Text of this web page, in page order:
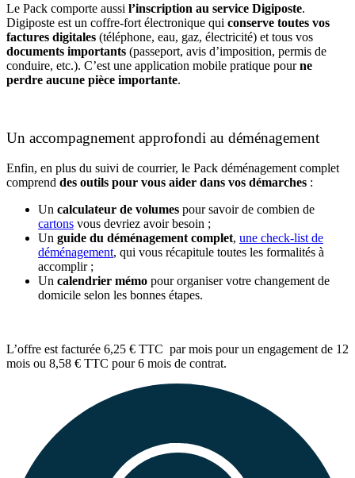
Le Pack comporte aussi l’inscription au service Digiposte.
Digiposte est un coffre-fort électronique qui conserve toutes vos
factures digitales (téléphone, eau, gaz, électricité) et tous vos
documents importants (passeport, avis d’imposition, permis de
conduire, etc.). C’est une application mobile pratique pourne
perdre aucune pièce importante.
Un accompagnement approfondi au déménagement
Enfin, en plus du suivi de courrier, le Pack déménagement complet
comprend des outils pour vous aider dans vos démarches :
Un calculateur de volumes pour savoir de combien de
cartons vous devriez avoir besoin ;
Un guide du déménagement complet, une check-list de
déménagement, qui vous récapitule toutes les formalités à
accomplir ;
Un calendrier mémo pour organiser votre changement de
domicile selon les bonnes étapes.
L’offre est facturée 6,25 € TTC par mois pour un engagement de 12
mois ou 8,58 € TTC pour 6 mois de contrat.